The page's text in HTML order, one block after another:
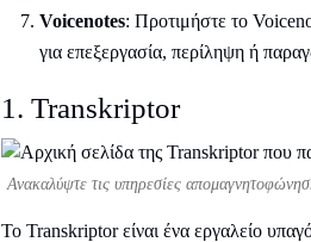
Voicenotes: Προτιμήστε το
για επεξεργασία, περίληψη ή
1. Transkriptor
Ανακαλύψτε τις υπηρεσίες
Το Transkriptor είναι ένα εργαλείο